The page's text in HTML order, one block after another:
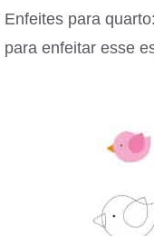
Enfeites para
para enfeitar esse